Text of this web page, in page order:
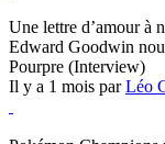
Une lettre d’amour à
Edward Goodwin
Pourpre (Interview)
Il y a 1 mois parLéo